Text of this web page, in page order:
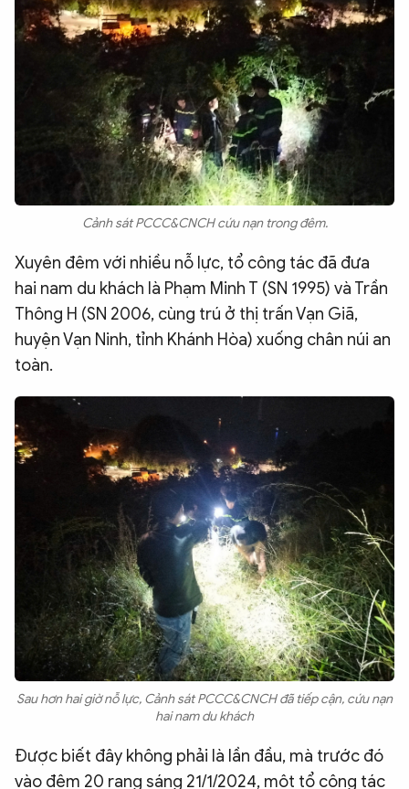
Cảnh sát PCCC&CNCH cứu nạn trong đêm.
Xuyên đêm với nhiều nỗ lực, tổ công tác đã đưa
hai nam du khách là Phạm Minh T (SN 1995) và Trần
Thông H (SN 2006, cùng trú ở thị trấn Vạn Giã,
huyện Vạn Ninh, tỉnh Khánh Hòa) xuống chân núi an
toàn.
Sau hơn hai giờ nỗ lực, Cảnh sát PCCC&CNCH đã tiếp cận, cứu nạn
hai nam du khách
Được biết đây không phải là lần đầu, mà trước đó
vào đêm 20 rạng sáng 21/1/2024, một tổ công tác